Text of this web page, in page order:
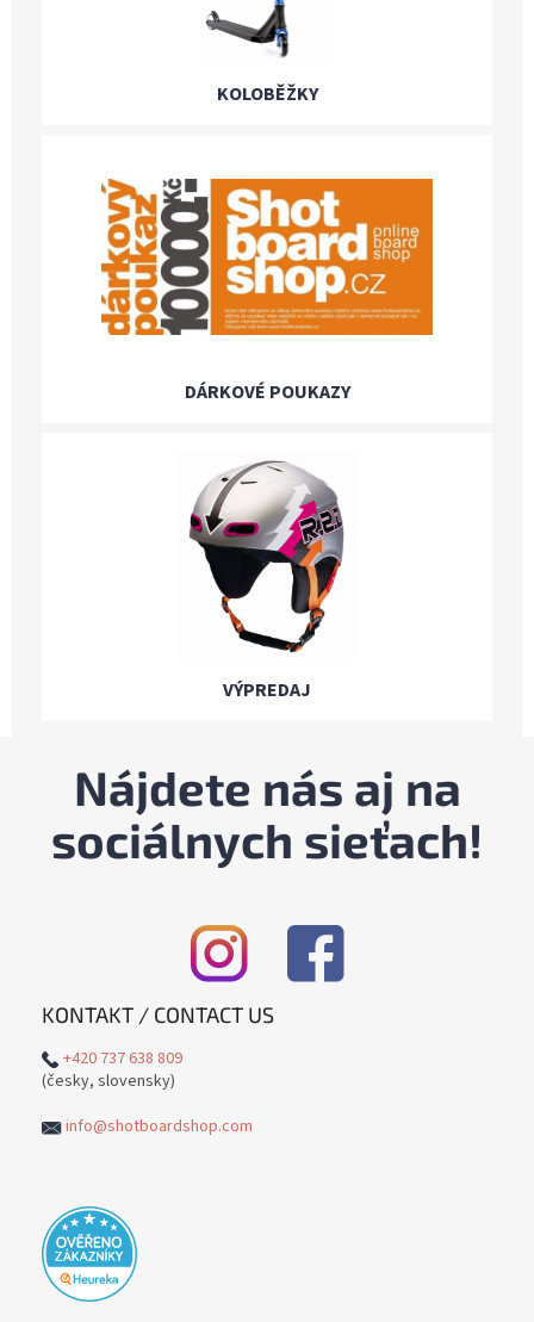
KOLOBĚŽKY
DÁRKOVÉ POUKAZY
VÝPREDAJ
Nájdete nás aj na
sociálnych sieťach!
KONTAKT / CONTACT US
+420 737 638 809
(česky, slovensky)
info@shotboardshop.com